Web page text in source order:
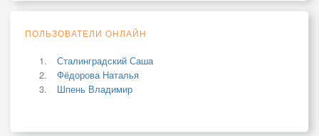
ПОЛЬЗОВАТЕЛИ ОНЛАЙН
Сталинградский Саша
Фёдорова Наталья
Шпень Владимир